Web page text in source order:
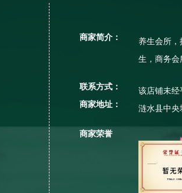
商家简介：
养生会所
生，商务会
联系方式：
该店铺未经
商家地址：
涟水县中
商家荣誉